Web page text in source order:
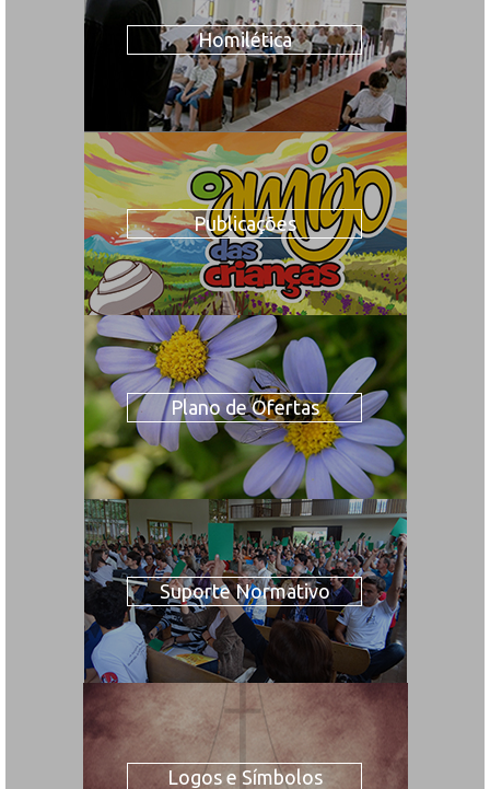
Homilética
Publicações
Plano de Ofertas
Suporte Normativo
Logos e Símbolos